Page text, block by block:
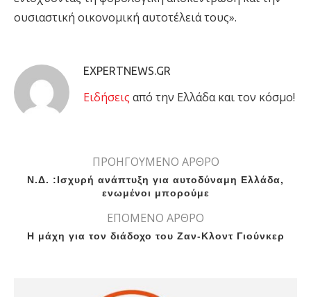
ουσιαστική οικονομική αυτοτέλειά τους».
EXPERTNEWS.GR
Eιδήσεις από την Ελλάδα και τον κόσμο!
ΠΡΟΗΓΟΥΜΕΝΟ ΑΡΘΡΟ
Ν.Δ. :Ισχυρή ανάπτυξη για αυτοδύναμη Ελλάδα,
ενωμένοι μπορούμε
ΕΠΟΜΕΝΟ ΑΡΘΡΟ
Η μάχη για τον διάδοχο του Ζαν-Κλοντ Γιούνκερ